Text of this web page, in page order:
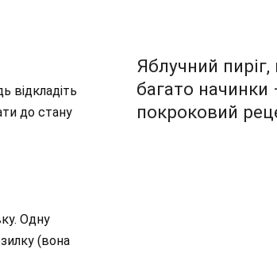
відкладіть
до стану
Одну
(вона
Яблучний
багато начинки
покроковий